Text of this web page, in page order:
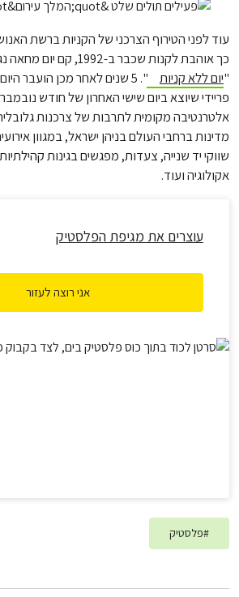
עוד לפני הטירוף הצרכני של הקניות ברשת
כך אוהבת לקנות שכבר ב-
"יום ללא קניות
". 5 שנים לאחר מכן הועבר
פריידי שיוצא ביום שישי האחרון של חודש
מדינות ברחבי העולם בניהן ישראל, במגוון
שווקי יד שנייה, צעדות, מפגשים בגינות
אקולוגיה ועוד.
עוצרים את מגיפת הפלסטיק
אני רוצה לעזור
#פלסטיק